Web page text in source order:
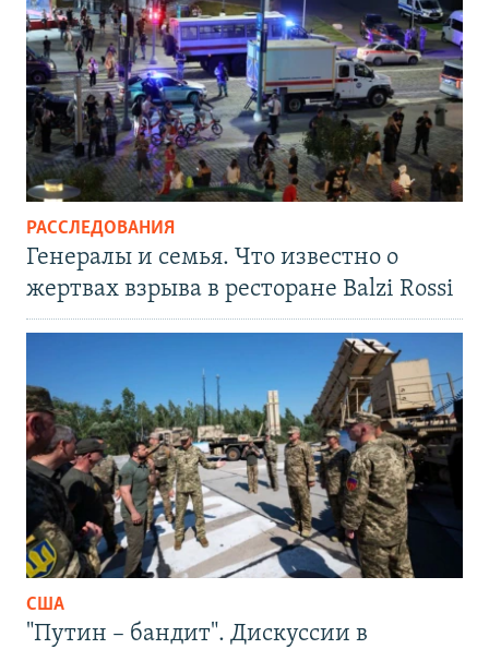
РАССЛЕДОВАНИЯ
Генералы и семья. Что известно о
жертвах взрыва в ресторане Balzi Rossi
США
"Путин – бандит". Дискуссии в